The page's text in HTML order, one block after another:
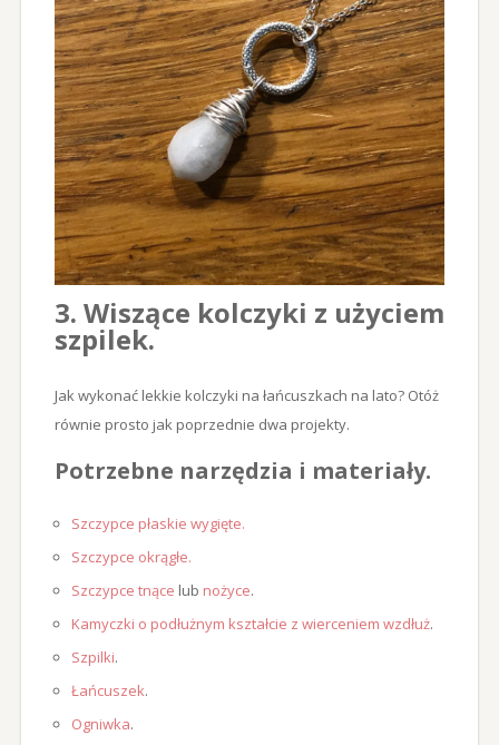
3. Wiszące kolczyki z użyciem
szpilek.
Jak wykonać lekkie kolczyki na łańcuszkach na lato? Otóż
równie prosto jak poprzednie dwa projekty.
Potrzebne narzędzia i materiały.
Szczypce płaskie wygięte.
Szczypce okrągłe.
Szczypce tnące lub nożyce.
Kamyczki o podłużnym kształcie z wierceniem wzdłuż.
Szpilki.
Łańcuszek.
Ogniwka.